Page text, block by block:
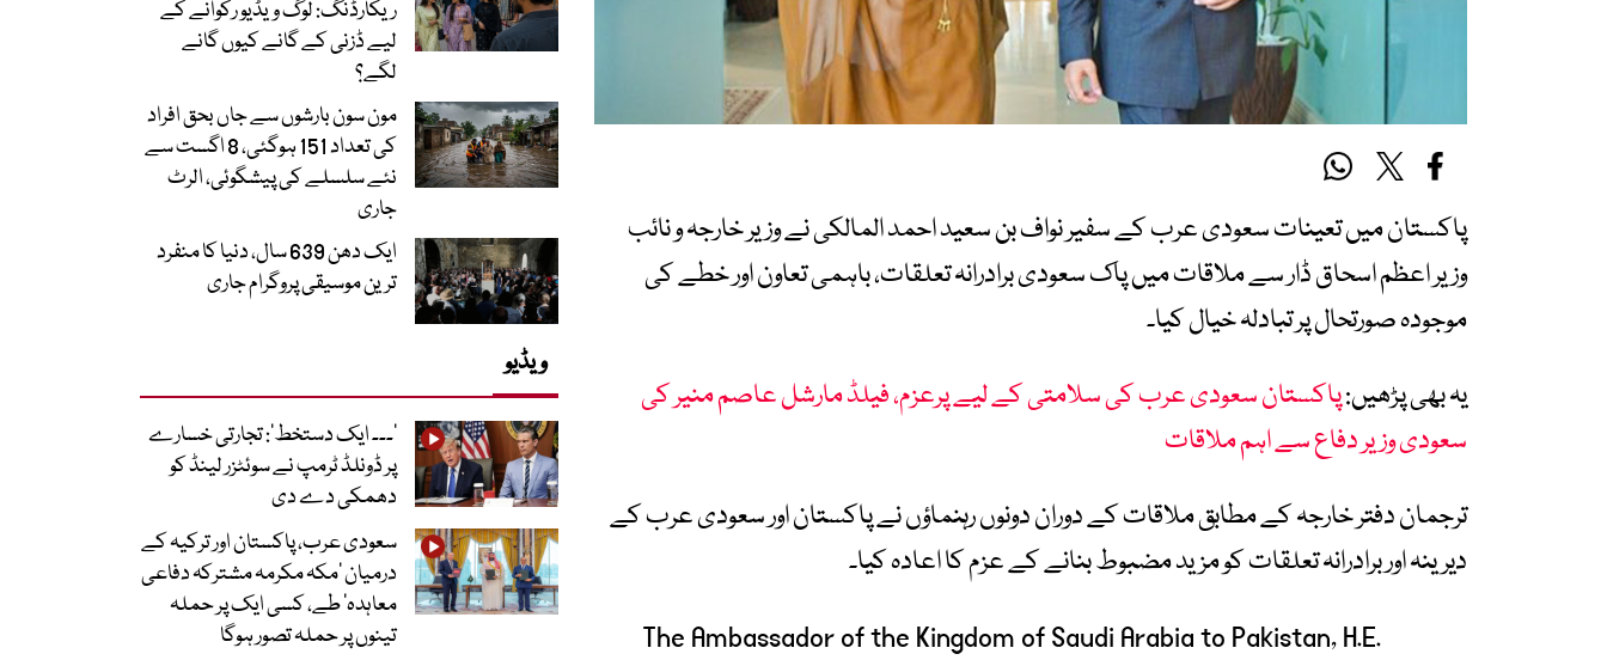
پاکستان میں تعینات سعودی عربکے سفیرنواف بن سعید احمد المالکینے وزیر خارجہ و نائب
وزیر اعظماسحاق ڈارسے ملاقات میں پاک سعودی برادرانہ تعلقات، باہمی تعاون اور خطے کی
موجودہ صورتحال پر تبادلہ خیال کیا۔
یہ بھی پڑھیں:پاکستان سعودی عرب کی سلامتی کے لیے پرعزم، فیلڈ مارشل عاصم منیر کی
سعودی وزیر دفاع سے اہم ملاقات
ترجمان دفتر خارجہ کے مطابق ملاقات کے دوران دونوں رہنماؤں نے پاکستان اور سعودی عرب کے
دیرینہ اور برادرانہ تعلقات کو مزید مضبوط بنانے کے عزم کا اعادہ کیا۔
The Ambassador of the Kingdom of Saudi Arabia to Pakistan, H.E.
ریکارڈنگ: لوگ ویڈیو رکوانے کے
لیے ڈزنی کے گانے کیوں گانے
لگے؟
مون سون بارشوں سے جاں بحق افراد
کی تعداد 151 ہوگئی، 8 اگست سے
نئے سلسلے کی پیشگوئی، الرٹ
جاری
ایک دھن 639 سال، دنیا کا منفرد
ترین موسیقی پروگرام جاری
ویڈیو
’۔۔۔ ایک دستخط‘: تجارتی خسارے
پر ڈونلڈ ٹرمپ نے سوئٹزر لینڈ کو
دھمکی دے دی
سعودی عرب، پاکستان اور ترکیہ کے
درمیان ’مکہ مکرمہ مشترکہ دفاعی
معاہدہ‘ طے، کسی ایک پر حملہ
تینوں پر حملہ تصور ہوگا